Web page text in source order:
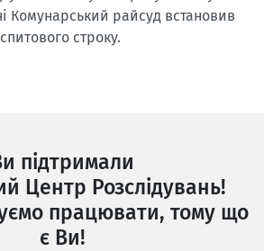
Комунарський райсуд встановив
строку.
підтримали
Центр Розслідувань!
працювати, тому що
є Ви!